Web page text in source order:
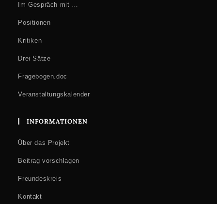
Im Gespräch mit …
Positionen
Kritiken
Drei Sätze
Fragebogen.doc
Veranstaltungskalender
INFORMATIONEN
Über das Projekt
Beitrag vorschlagen
Freundeskreis
Kontakt